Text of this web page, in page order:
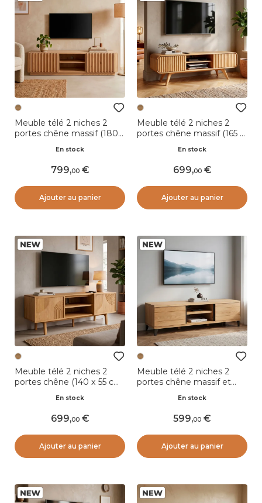
Meuble télé 2 niches 2
portes chêne massif (180 x
En stock
799,00
Ajouter au panier
Meuble télé 2 niches 2
portes chêne massif (165 x
En stock
699,00
Ajouter au panier
Meuble télé 2 niches 2
portes chêne (140 x 55 cm)
En stock
699,00
Ajouter au panier
Meuble télé 2 niches 2
portes chêne massif et
En stock
599,00
Ajouter au panier